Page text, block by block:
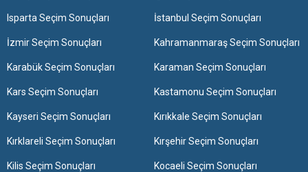
Isparta Seçim Sonuçları İstanbul Seçim Sonuçları
İzmir Seçim Sonuçları Kahramanmaraş Seçim Sonuçları
Karabük Seçim Sonuçları Karaman Seçim Sonuçları
Kars Seçim Sonuçları Kastamonu Seçim Sonuçları
Kayseri Seçim Sonuçları Kırıkkale Seçim Sonuçları
Kırklareli Seçim Sonuçları Kırşehir Seçim Sonuçları
Kilis Seçim Sonuçları Kocaeli Seçim Sonuçları